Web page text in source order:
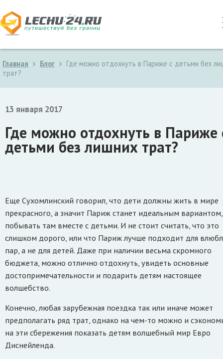
Главная Блог
Где можно отдохнуть в Париже с детьми без
трат?
13 января 2017
Где можно отдохнуть в Париже
детьми без лишних трат?
Еще Сухомлинский говорил, что дети должны жить в мире
прекрасного, а значит Париж станет идеальным
побывать там вместе с детьми. И не стоит считать, что это
слишком дорого, или что Париж лучше подходит для
пар, а не для детей. Даже при наличии весьма скромного
бюджета, можно отлично отдохнуть, увидеть основные
достопримечательности и подарить детям настоящее
волшебство.
Конечно, любая зарубежная поездка так или иначе может
предполагать ряд трат, однако на чем-то можно и
на эти сбережения показать детям волшебный мир Евро
Диснейленда.